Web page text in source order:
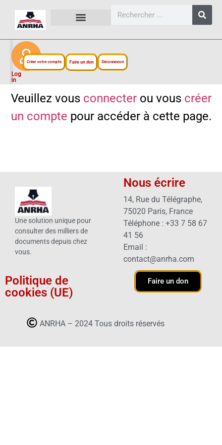
Log
in
Créer votre compte Faire un don Déconnexion
Veuillez vous connecterou vous créer
un compte pour accéder à cette page.
Une solution unique pour
consulter des milliers de
documents depuis chez
vous.
Politique de
cookies (UE)
Nous écrire
14, Rue du Télégraphe,
75020 Paris, France
Téléphone : +33 7 58 67
41 56
Email :
contact@anrha.com
Faire un don
ANRHA – 2024 Tous droits réservés